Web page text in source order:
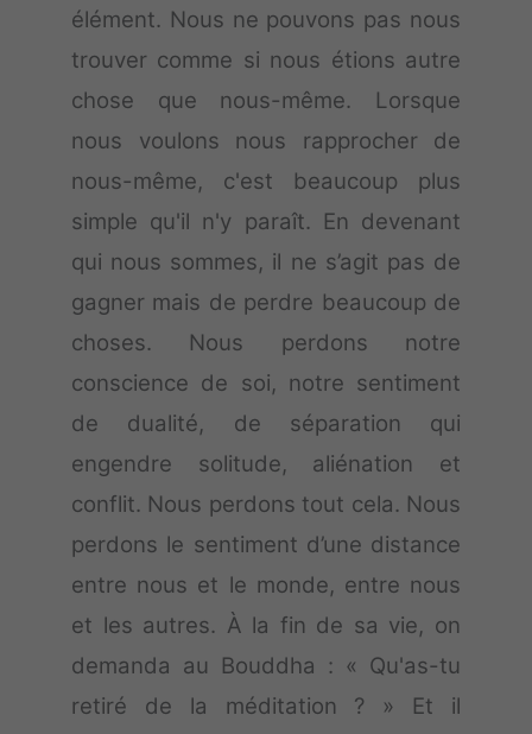
élément. Nous ne pouvons pas nous
trouver comme si nous étions autre
chose que nous-même. Lorsque
nous voulons nous rapprocher de
nous-même, c'est beaucoup plus
simple qu'il n'y paraît. En devenant
qui nous sommes, il ne s’agit pas de
gagner mais de perdre beaucoup de
choses. Nous perdons notre
conscience de soi, notre sentiment
de dualité, de séparation qui
engendre solitude, aliénation et
conflit. Nous perdons tout cela. Nous
perdons le sentiment d’une distance
entre nous et le monde, entre nous
et les autres. À la fin de sa vie, on
demanda au Bouddha : « Qu'as-tu
retiré de la méditation ? » Et il